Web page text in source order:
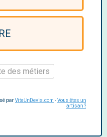
des métiers
parViteUnDevis.com -Vous êtes un
artisan ?